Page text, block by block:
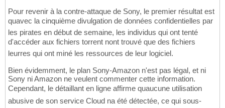
Pour revenir à la contre-attaque de Sony, le premier résultat est
quavec la cinquième divulgation de données confidentielles par
les pirates en début de semaine, les individus qui ont tenté
d'accéder aux fichiers torrent nont trouvé que des fichiers
leurres qui ont miné les ressources de leur logiciel.
Bien évidemment, le plan Sony-Amazon n'est pas légal, et ni
Sony ni Amazon ne veulent commenter cette information.
Cependant, le détaillant en ligne affirme quaucune utilisation
abusive de son service Cloud na été détectée, ce qui sous-